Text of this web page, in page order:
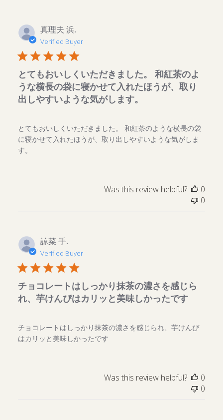
真理夫 浜.
Verified Buyer
とてもおいしくいただきました。 和紅茶のよ
うな横長の袋に寝かせて入れたほうが、取り
出しやすいような気がします。
とてもおいしくいただきました。 和紅茶のような横長の袋
に寝かせて入れたほうが、取り出しやすいような気がしま
す。
Was this review helpful?
0
0
諒菜 手.
Verified Buyer
チョコレートはしっかり抹茶の濃さを感じら
れ、芋けんぴはカリッと美味しかったです
チョコレートはしっかり抹茶の濃さを感じられ、芋けんぴ
はカリッと美味しかったです
Was this review helpful?
0
0